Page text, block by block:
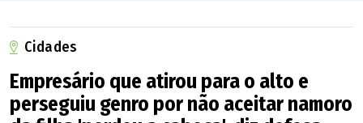
Cidades
Empresário que atirou para o alto e
perseguiu genro por não aceitar namoro